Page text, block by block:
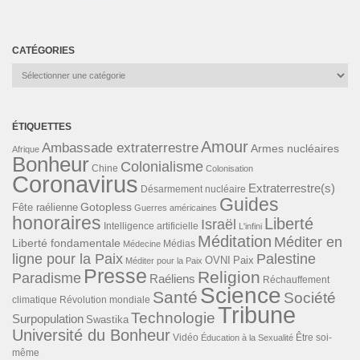
CATÉGORIES
Catégories
ÉTIQUETTES
Afrique Ambassade extraterrestreAmourArmes nucléaires
Bonheur Chine Colonialisme Colonisation
Coronavirus Désarmement nucléaire Extraterrestre(s)
Fête raélienne Gotopless Guerres américaines Guides
honoraires Intelligence artificielle Israël L'infini Liberté
Liberté fondamentale Médecine Médias Méditation Méditer en
ligne pour la Paix Méditer pour la Paix OVNI Paix Palestine
Paradisme Presse Raéliens Religion Réchauffement
climatique Révolution mondiale Santé Science Société
Surpopulation Swastika TechnologieTribune
Université du Bonheur Vidéo Éducation à la Sexualité Être soi-
même